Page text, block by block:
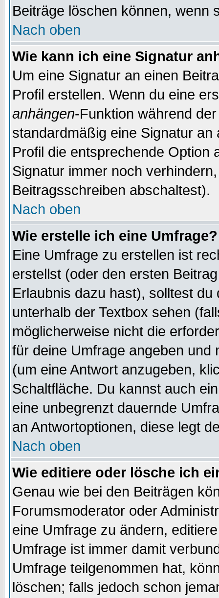
Beiträge löschen können, wenn
Nach oben
Wie kann ich eine Signatur
Um eine Signatur an einen
Profil erstellen. Wenn du eine
anhängen-Funktion während
standardmäßig eine Signatur
Profil die entsprechende Option
Signatur immer noch
Beitragsschreiben abschaltest).
Nach oben
Wie erstelle ich eine Umfrage?
Eine Umfrage zu erstellen ist
erstellst (oder den ersten
Erlaubnis dazu hast), solltest
unterhalb der Textbox sehen
möglicherweise nicht die
für deine Umfrage angeben und
(um eine Antwort anzugeben,
Schaltfläche. Du kannst auch
eine unbegrenzt dauernde
an Antwortoptionen, diese legt
Nach oben
Wie editiere oder lösche ich
Genau wie bei den Beiträgen
Forumsmoderator oder
eine Umfrage zu ändern,
Umfrage ist immer damit
Umfrage teilgenommen hat,
löschen; falls jedoch schon